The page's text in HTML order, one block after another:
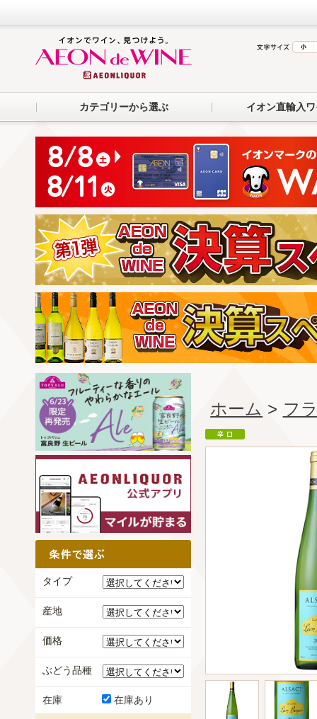
カテゴリーから選ぶ イオン直輸入
ホーム > フ
タイプ
産地
価格
ぶどう品種
在庫 在庫あり